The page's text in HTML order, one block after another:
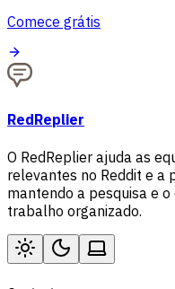
Comece grátis
RedReplier
O RedReplier ajuda as
relevantes no Reddit e a
mantendo a pesquisa e
trabalho organizado.